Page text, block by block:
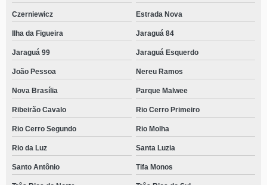
Czerniewicz Estrada Nova
Ilha da Figueira Jaraguá 84
Jaraguá 99 Jaraguá Esquerdo
João Pessoa Nereu Ramos
Nova Brasília Parque Malwee
Ribeirão Cavalo Rio Cerro Primeiro
Rio Cerro Segundo Rio Molha
Rio da Luz Santa Luzia
Santo Antônio Tifa Monos